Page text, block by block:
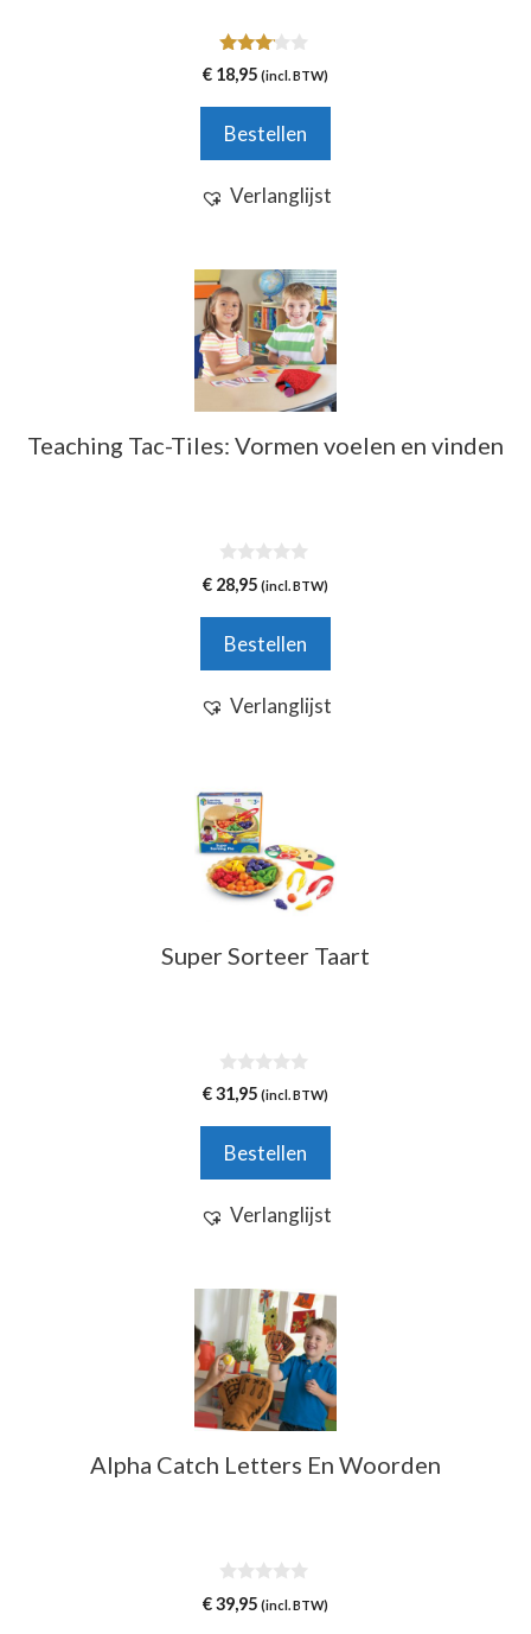
3.00
van 5
€ 18,95 (incl. BTW)
Bestellen
Verlanglijst
Teaching Tac-Tiles: Vormen voelen en vinden
0
v
5
€ 28,95 (incl. BTW)
Bestellen
Verlanglijst
Super Sorteer Taart
0
v
5
€31,95 (incl. BTW)
Bestellen
Verlanglijst
Alpha Catch Letters En Woorden
0
v
€39,95 (incl. BTW)